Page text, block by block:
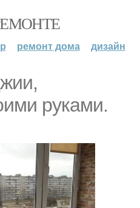
ремонт дома дизайн
руками.